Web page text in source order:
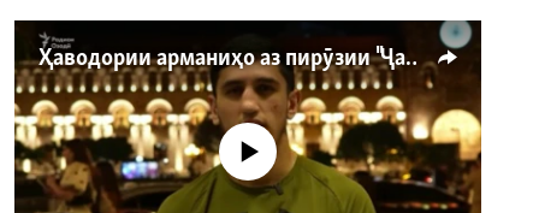
Ҳаводории арманиҳо аз пирӯзии "Ҷаллод"-и тоҷик
Феълан кор намекунад